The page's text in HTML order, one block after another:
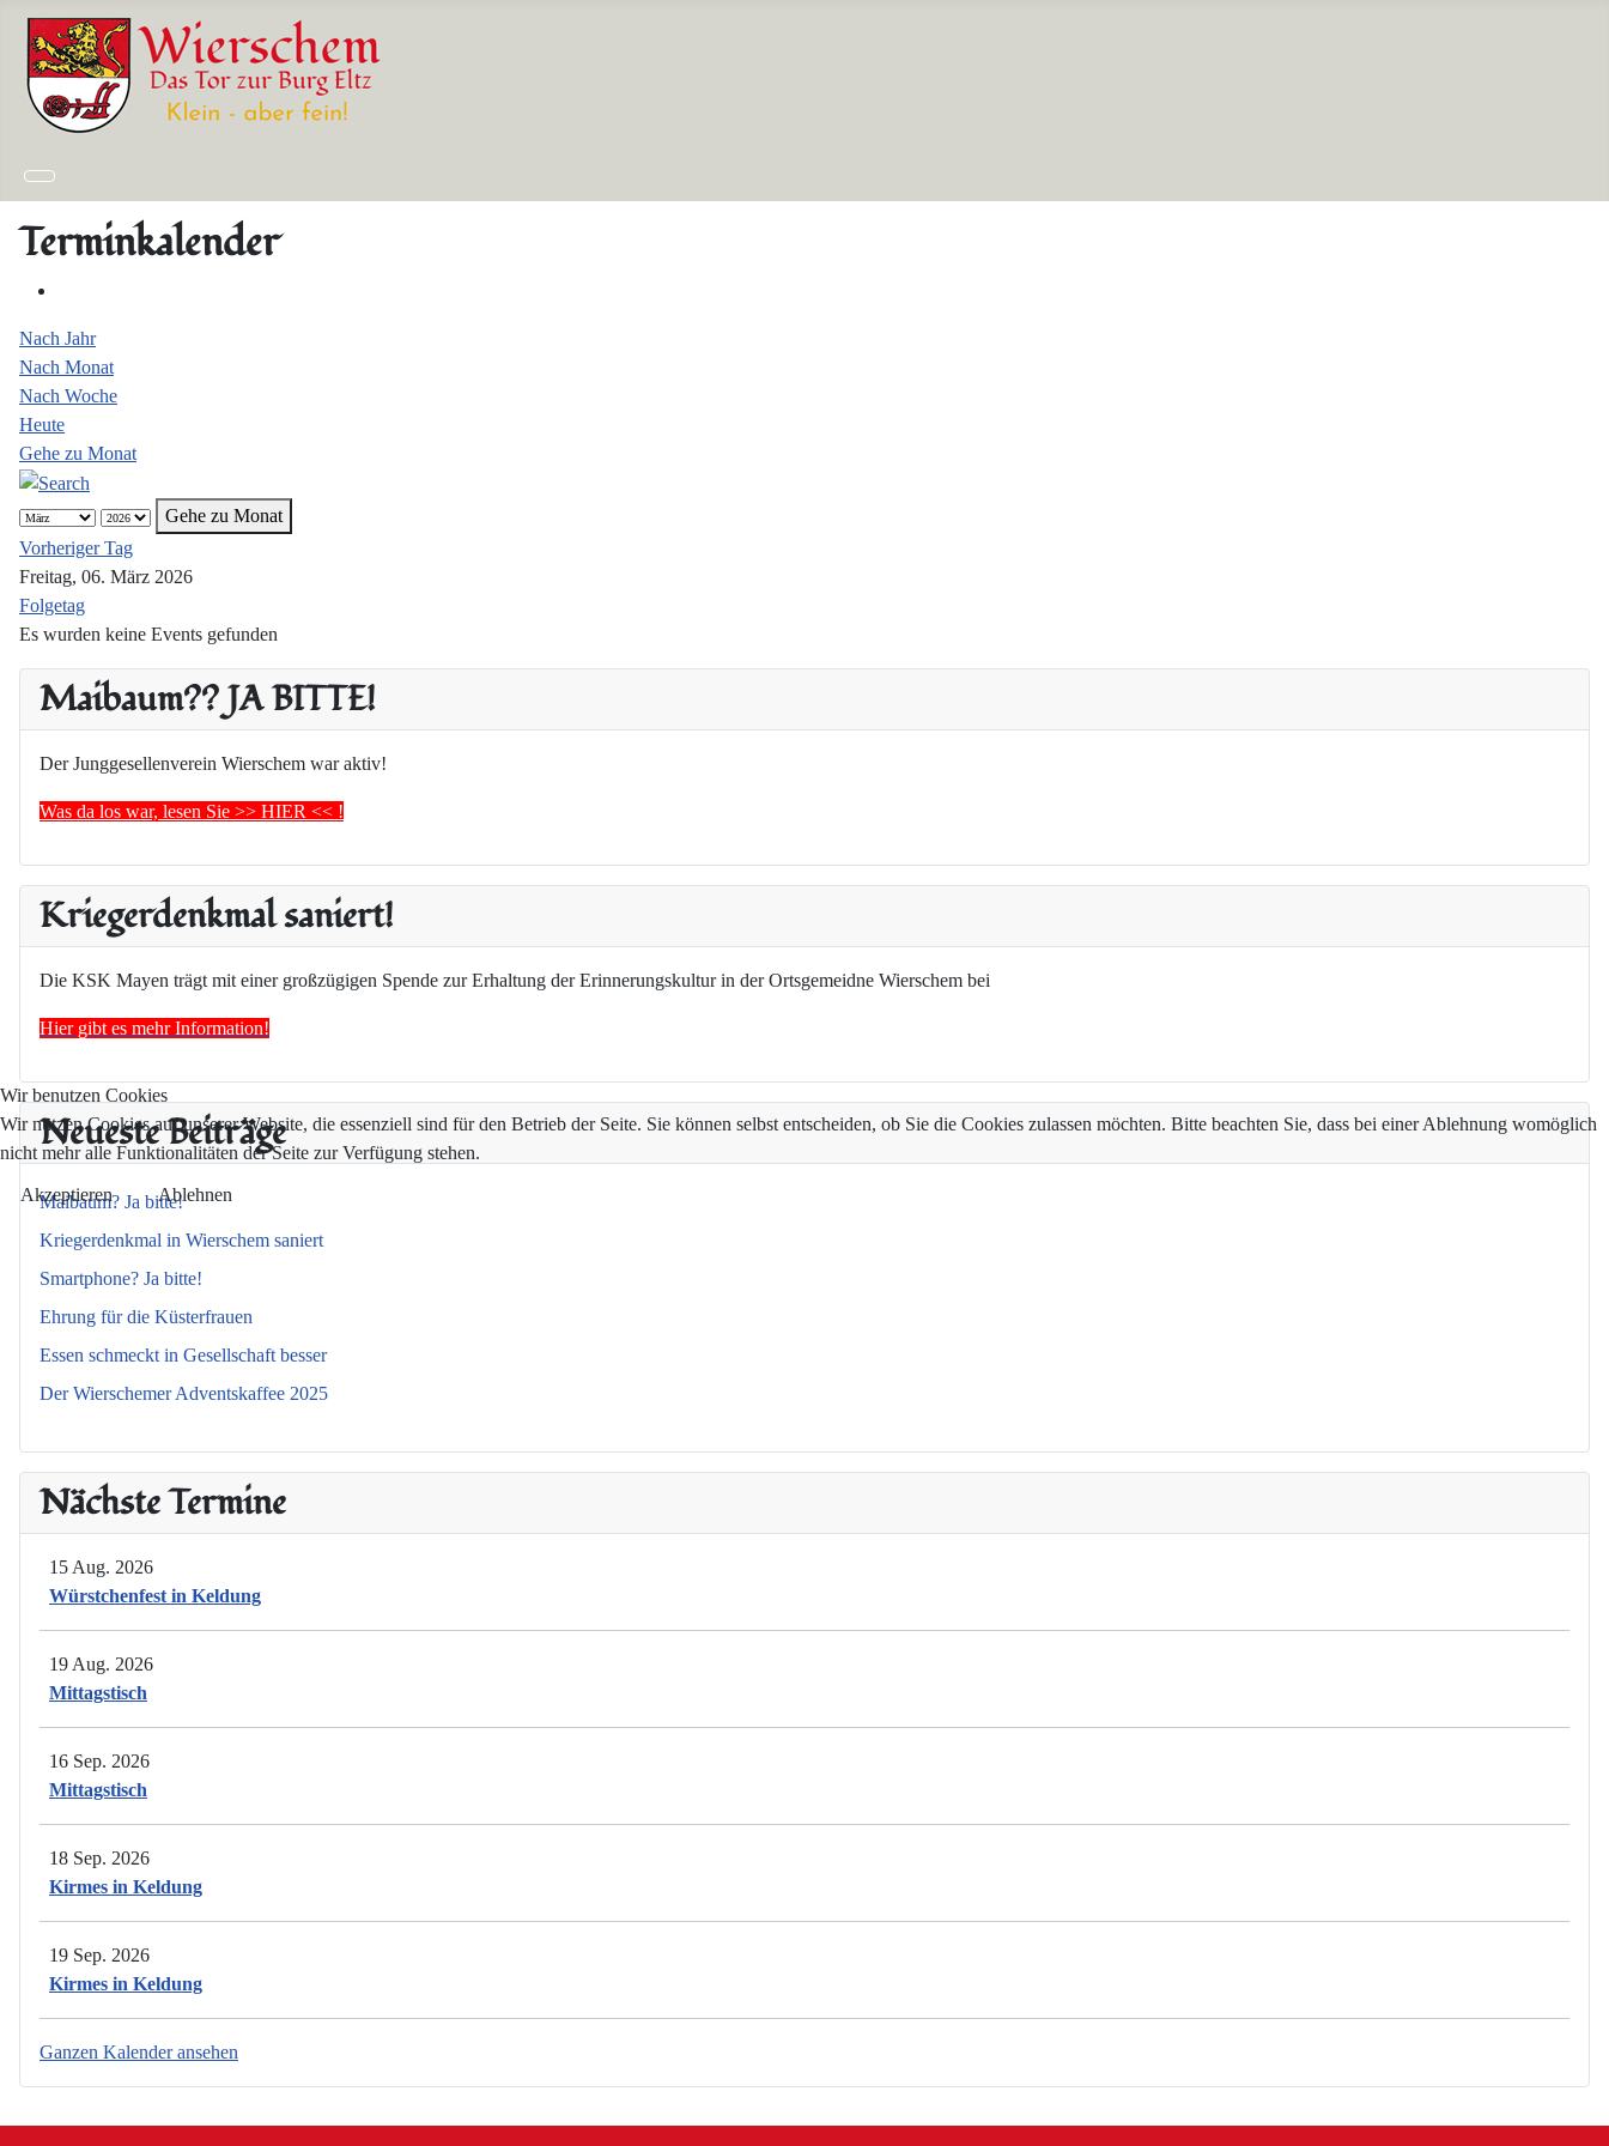
Maibaum?? JA BITTE!
Der Junggesellenverein Wierschem war aktiv!
Was da los war, lesen Sie >> HIER << !
Kriegerdenkmal saniert!
Die KSK Mayen trägt mit einer großzügigen Spende zur Erhaltung der Erinnerungskultur in der Ortsgemeidne Wierschem bei
Hier gibt es mehr Information!
Neueste Beiträge
Maibaum? Ja bitte!
Kriegerdenkmal in Wierschem saniert
Smartphone? Ja bitte!
Ehrung für die Küsterfrauen
Essen schmeckt in Gesellschaft besser
Der Wierschemer Adventskaffee 2025
Nächste Termine
15 Aug. 2026
Würstchenfest in Keldung
19 Aug. 2026
Mittagstisch
16 Sep. 2026
Mittagstisch
18 Sep. 2026
Kirmes in Keldung
19 Sep. 2026
Kirmes in Keldung
Ganzen Kalender ansehen
Terminkalender
Nach Jahr
Nach Monat
Nach Woche
Heute
Gehe zu Monat
Gehe zu Monat
Vorheriger Tag
Freitag, 06. März 2026
Folgetag
Es wurden keine Events gefunden
Wir benutzen Cookies
Wir nutzen Cookies auf unserer Website, die essenziell sind für den Betrieb der Seite. Sie können selbst entscheiden, ob Sie die Cookies zulassen möchten. Bitte beachten Sie, dass bei einer Ablehnung womöglich
nicht mehr alle Funktionalitäten der Seite zur Verfügung stehen.
Akzeptieren Ablehnen